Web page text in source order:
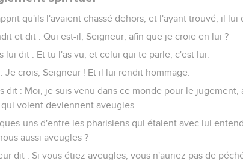
qu'ils l'avaient chassé dehors, et l'ayant trouvé, il lui
et dit : Qui est-il, Seigneur, afin que je croie en lui ?
lui dit : Et tu l'as vu, et celui qui te parle, c'est lui.
Je crois, Seigneur ! Et il lui rendit hommage.
dit : Moi, je suis venu dans ce monde pour le
voient deviennent aveugles.
uns d'entre les pharisiens qui étaient avec lui
aussi aveugles ?
dit : Si vous étiez aveugles, vous n'auriez pas de